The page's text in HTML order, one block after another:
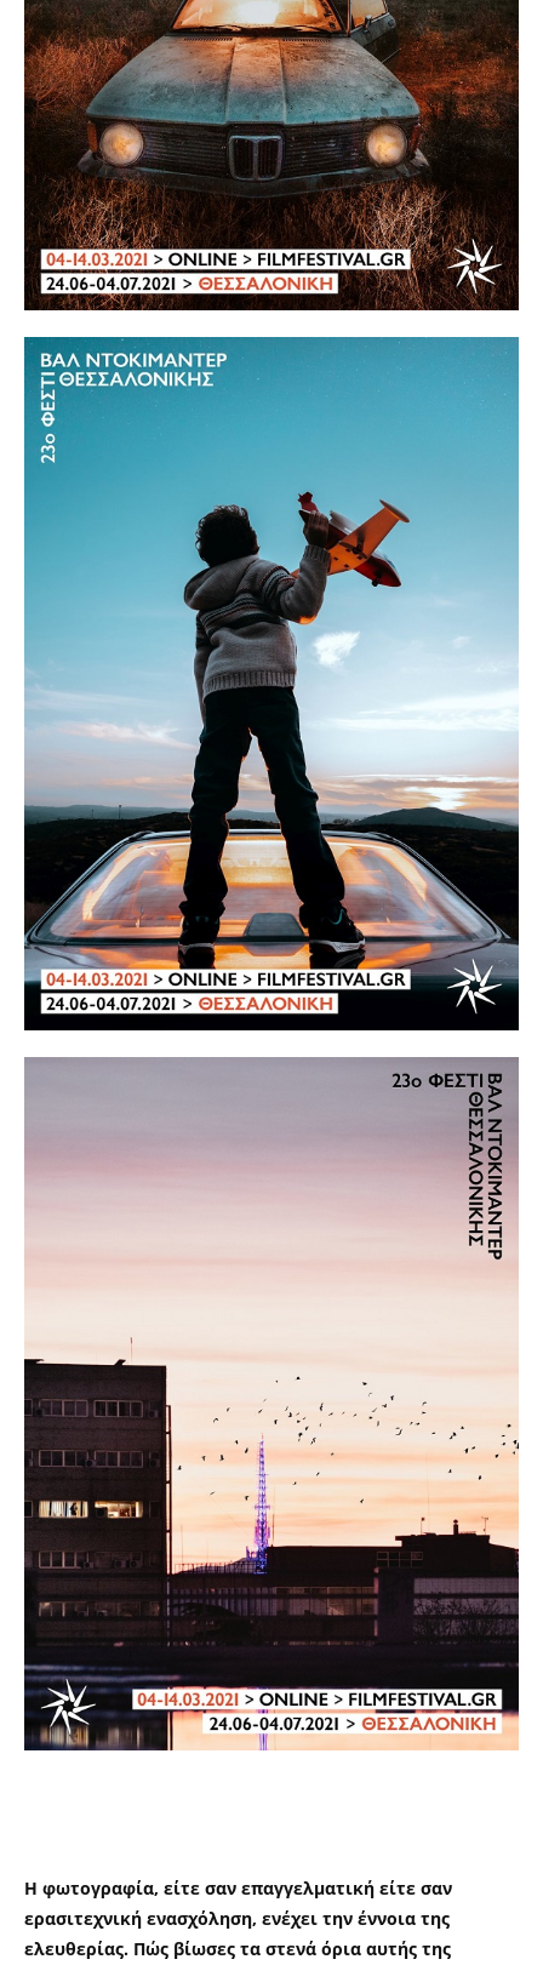
Η φωτογραφία, είτε σαν επαγγελματική είτε σαν
ερασιτεχνική ενασχόληση, ενέχει την έννοια της
ελευθερίας. Πώς βίωσες τα στενά όρια αυτής της